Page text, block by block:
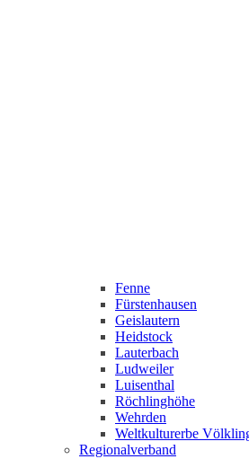
Fenne
Fürstenhausen
Geislautern
Heidstock
Lauterbach
Ludweiler
Luisenthal
Röchlinghöhe
Wehrden
Weltkulturerbe
Regionalverband